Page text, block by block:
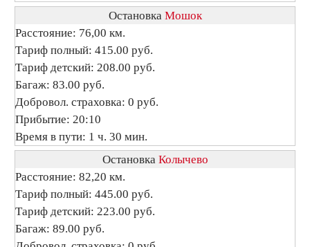
Остановка Мошок
Расстояние: 76,00 км.
Тариф полный: 415.00 руб.
Тариф детский: 208.00 руб.
Багаж: 83.00 руб.
Добровол. страховка: 0 руб.
Прибытие: 20:10
Время в пути: 1 ч. 30 мин.
Остановка Колычево
Расстояние: 82,20 км.
Тариф полный: 445.00 руб.
Тариф детский: 223.00 руб.
Багаж: 89.00 руб.